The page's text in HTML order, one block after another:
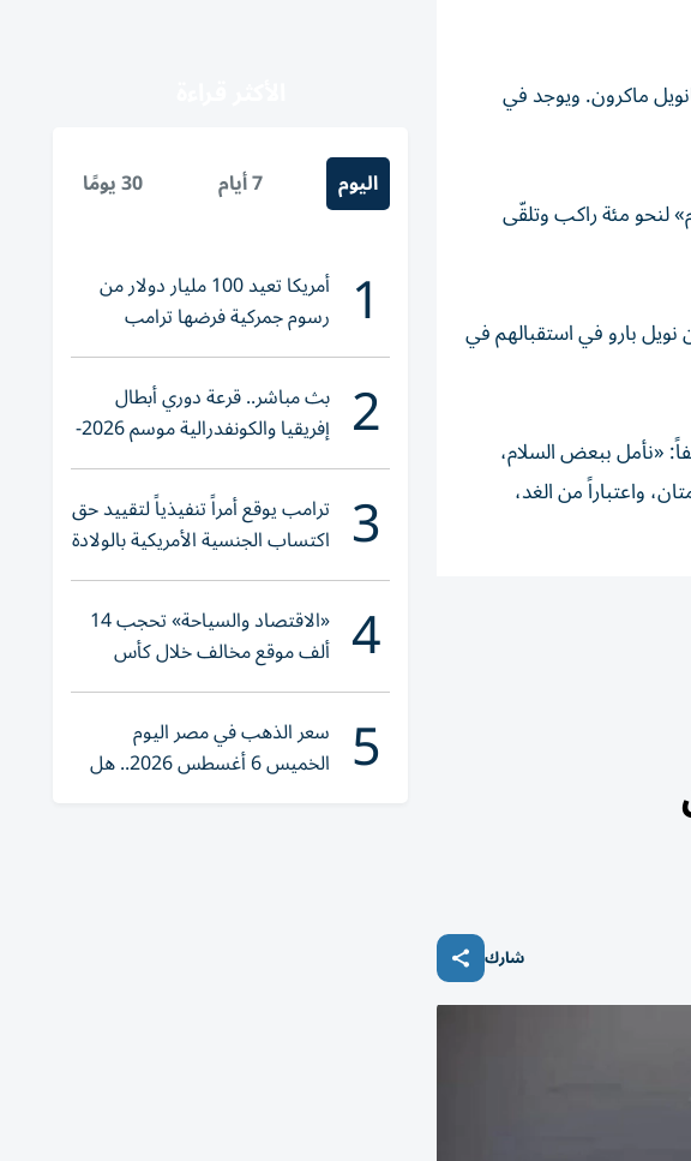
ماكرون. ويوجد في
الدفاع الفرنسية إلى أن عدد الرحلات الجوية سيُعدّل «وفقاً للاحتياجات» وتتّسع طائرة «آيه 400 إم» لنحو مئة راكب وتلقّى
نويل بارو في استقبالهم في
«نأمل ببعض السلام،
واعتباراً من الغد،
شارك
اليوم 7 أيام 30 يومًا
1 أمريكا تعيد 100 مليار دولار من
رسوم جمركية فرضها ترامب
2 بث مباشر.. قرعة دوري أبطال
إفريقيا والكونفدرالية موسم 2026-
2027
3 ترامب يوقع أمراً تنفيذياً لتقييد حق
اكتساب الجنسية الأمريكية بالولادة
4 «الاقتصاد والسياحة» تحجب 14
ألف موقع مخالف خلال كأس
العالم 2026
5 سعر الذهب في مصر اليوم
الخميس 6 أغسطس 2026.. هل